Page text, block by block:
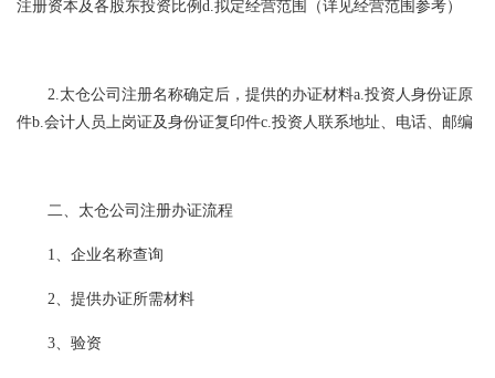
注册资本及各股东投资比例d.拟定经营范围（详见经营范围参考）
2.太仓公司注册名称确定后，提供的办证材料a.投资人身份证原
件b.会计人员上岗证及身份证复印件c.投资人联系地址、电话、邮编
二、太仓公司注册办证流程
1、企业名称查询
2、提供办证所需材料
3、验资